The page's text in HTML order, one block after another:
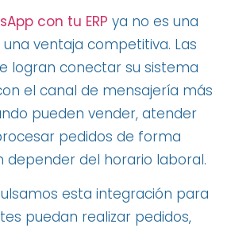
con tu ERP ya no es una
ventaja competitiva. Las
logran conectar su sistema
el canal de mensajería más
pueden vender, atender
pedidos de forma
depender del horario laboral.
esta integración para
puedan realizar pedidos,